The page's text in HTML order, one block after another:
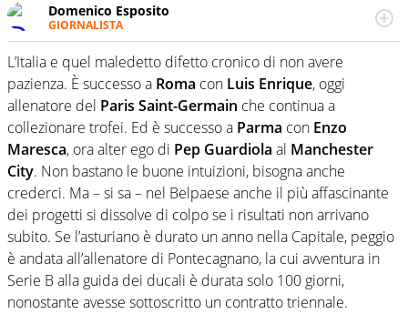
Domenico Esposito
GIORNALISTA
Da vent’anni in campo e sul campo per vivere ogni evento
in tutte le sue sfaccettature. Passione smisurata per il
calcio e per la sfera di cuoio. Il pallone è una cosa
serissima, guai a dirgli di no
L’Italia e quel maledetto difetto cronico di non avere
pazienza. È successo a Roma con Luis Enrique, oggi
allenatore del Paris Saint-Germain che continua a
collezionare trofei. Ed è successo a Parma con Enzo
Maresca, ora alter ego di Pep Guardiola al Manchester
City. Non bastano le buone intuizioni, bisogna anche
crederci. Ma – si sa – nel Belpaese anche il più affascinante
dei progetti si dissolve di colpo se i risultati non arrivano
subito. Se l’asturiano è durato un anno nella Capitale, peggio
è andata all’allenatore di Pontecagnano, la cui avventura in
Serie B alla guida dei ducali è durata solo 100 giorni,
nonostante avesse sottoscritto un contratto triennale.